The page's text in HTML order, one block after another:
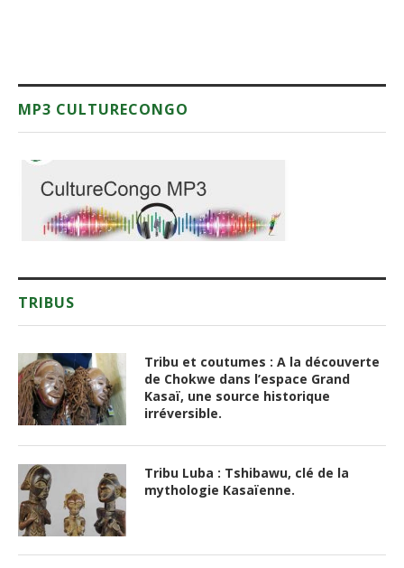
MP3 CULTURECONGO
TRIBUS
Tribu et coutumes : A la découverte
de Chokwe dans l’espace Grand
Kasaï, une source historique
irréversible.
Tribu Luba : Tshibawu, clé de la
mythologie Kasaïenne.